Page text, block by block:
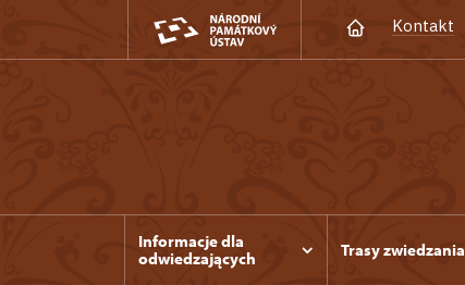
Kontakt
Informacje dla
odwiedzających
Trasy zwiedzania